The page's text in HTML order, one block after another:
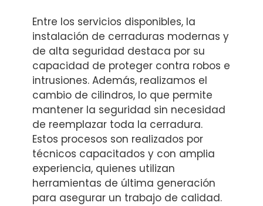
Entre los servicios disponibles, la
instalación de cerraduras modernas y
de alta seguridad destaca por su
capacidad de proteger contra robos e
intrusiones. Además, realizamos el
cambio de cilindros, lo que permite
mantener la seguridad sin necesidad
de reemplazar toda la cerradura.
Estos procesos son realizados por
técnicos capacitados y con amplia
experiencia, quienes utilizan
herramientas de última generación
para asegurar un trabajo de calidad.